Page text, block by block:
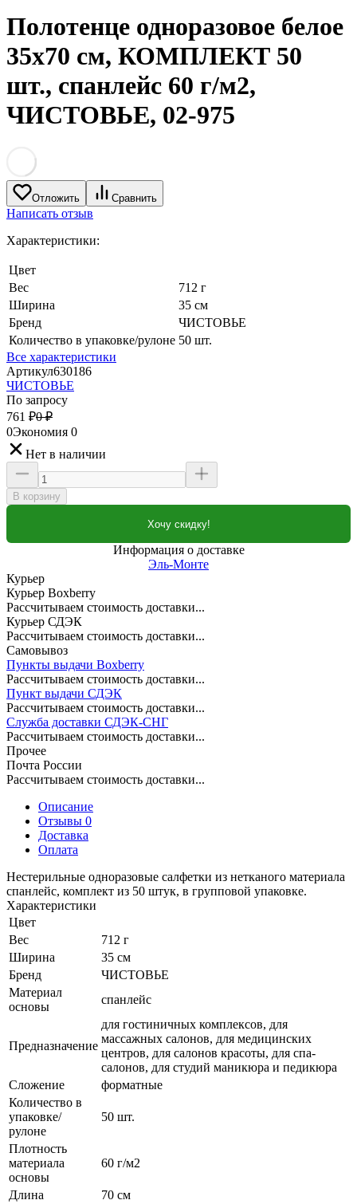
Полотенце одноразовое белое
35х70 см, КОМПЛЕКТ 50
шт., спанлейс 60 г/м2,
ЧИСТОВЬЕ, 02-975
Отложить Сравнить
Написать отзыв
Характеристики:
Цвет
Вес
712 г
Ширина
35 см
Бренд
ЧИСТОВЬЕ
Количество в упаковке/рулоне 50 шт.
Все характеристики
Артикул630186
ЧИСТОВЬЕ
По запросу
761 ₽0 ₽
0Экономия 0
Нет в наличии
В корзину
Хочу скидку!
Информация о доставке
Эль-Монте
Курьер
Курьер Boxberry
Рассчитываем стоимость доставки...
Курьер СДЭК
Рассчитываем стоимость доставки...
Самовывоз
Пункты выдачи Boxberry
Рассчитываем стоимость доставки...
Пункт выдачи СДЭК
Рассчитываем стоимость доставки...
Служба доставки СДЭК-СНГ
Рассчитываем стоимость доставки...
Прочее
Почта России
Рассчитываем стоимость доставки...
Описание
Отзывы 0
Доставка
Оплата
Нестерильные одноразовые салфетки из нетканого материала
спанлейс, комплект из 50 штук, в групповой упаковке.
Характеристики
Цвет
Вес
712 г
Ширина
35 см
Бренд
ЧИСТОВЬЕ
Материал
основы
спанлейс
Предназначение
для гостиничных комплексов, для
массажных салонов, для медицинских
центров, для салонов красоты, для спа-
салонов, для студий маникюра и педикюра
Сложение
форматные
Количество в
упаковке/
рулоне
50 шт.
Плотность
материала
основы
60 г/м2
Длина
70 см